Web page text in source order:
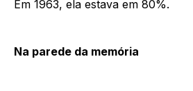
Em 1963, ela estava em 80%.
Na parede da memória